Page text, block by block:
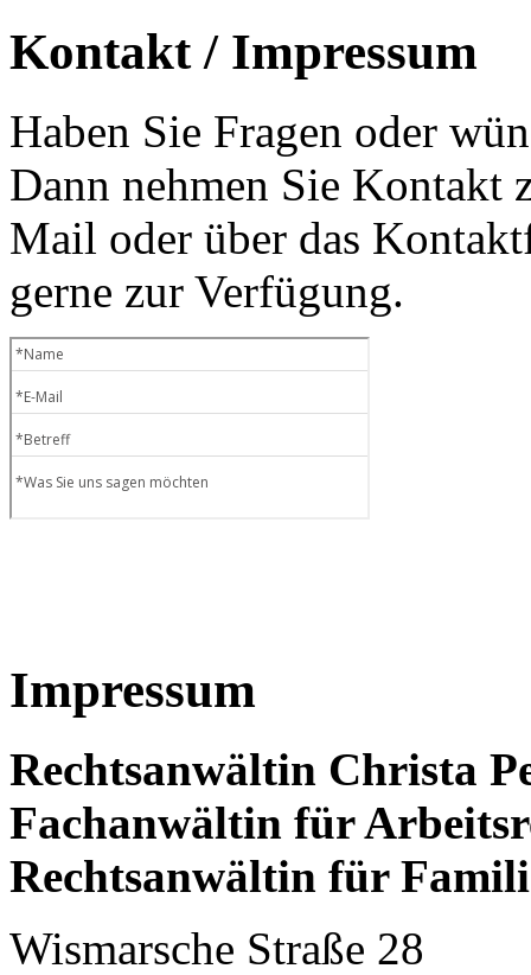
Kontakt / Impressum
Haben Sie Fragen oder
Dann nehmen Sie Kontakt
Mail oder über das
gerne zur Verfügung.
Impressum
Rechtsanwältin Christa
Fachanwältin für
Rechtsanwältin für
Wismarsche Straße 28